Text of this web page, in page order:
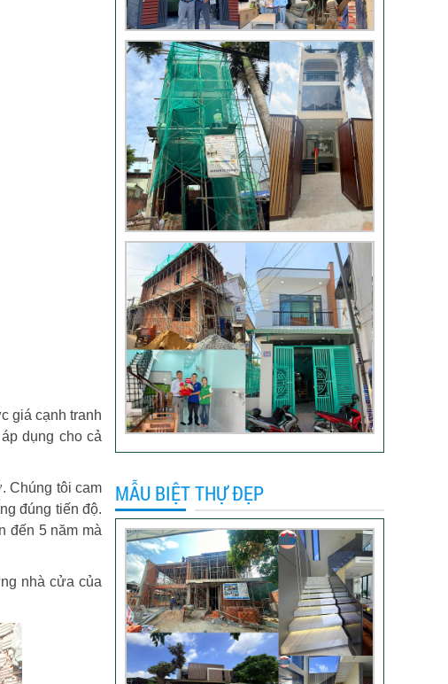
giá cạnh tranh
dụng cho cả
Chúng tôi cam
đúng tiến độ.
đến 5 năm mà
nhà cửa của
Đánh giá khách hàng
xây nhà tại Thủ Đức
Thi công móng nhà
có sàn vượt nhịp tại
Hóc Môn
Đánh giá của khách
hàng xây nhà 3 tầng
tại Thủ Đức
Video đánh giá của
khách hàng anh Hào
Quận Gò Vấp-Xây
nhà trọn gói
VIDEO đánh giá của
khách hàng xây nhà
trọn gói tại TP Thủ
Video sửa nhà trọn
gói tại Tân Bình
Video hình ảnh thi
công nhà anh Hiếu
MẪU BIỆT THỰ ĐẸP